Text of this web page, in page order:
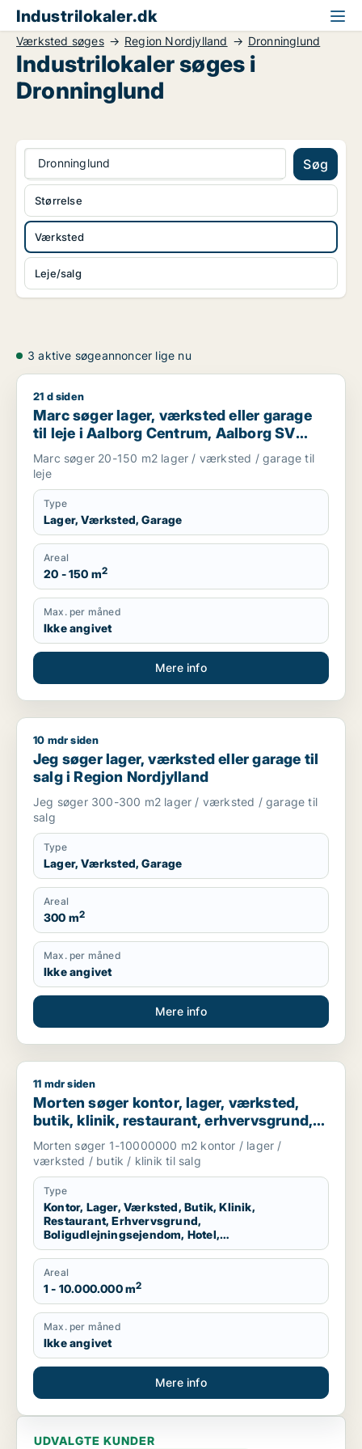
Industrilokaler.dk
Værksted søges Region Nordjylland Dronninglund
Industrilokaler søges i
Dronninglund
Dronninglund Søg
Værksted
Leje/salg
Størrelse
3 aktive søgeannoncer lige nu
Marc søger lager, værksted eller garage til leje i Aalborg
21 d siden
Marc søger lager, værksted eller garage
til leje i Aalborg Centrum, Aalborg SV
eller Aalborg SØ m.fl.
Marc søger 20-150 m2 lager / værksted / garage til
leje
Type
Lager, Værksted, Garage
Areal
20 - 150 m2
Max. per måned
Ikke angivet
Mere info
Jeg søger lager, værksted eller garage til salg i Region
10 mdr siden
Jeg søger lager, værksted eller garage til
salg i Region Nordjylland
Jeg søger 300-300 m2 lager / værksted / garage til
salg
Type
Lager, Værksted, Garage
Areal
300 m2
Max. per måned
Ikke angivet
Mere info
Morten søger kontor, lager, værksted, butik, klinik,
11 mdr siden
Morten søger kontor, lager, værksted,
butik, klinik, restaurant, erhvervsgrund,
boligudlejningsejendom, hotel eller
produktionslokaler til salg i Region
Nordjylland
Morten søger 1-10000000 m2 kontor / lager /
værksted / butik / klinik til salg
Type
Kontor, Lager, Værksted, Butik, Klinik,
Restaurant, Erhvervsgrund,
Boligudlejningsejendom, Hotel,
Produktionslokaler
Areal
1 - 10.000.000 m2
Max. per måned
Ikke angivet
Mere info
UDVALGTE KUNDER